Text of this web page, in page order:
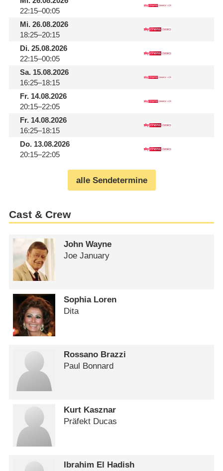
22:15–00:05
Mi.26.08.2026
18:25–20:15
Di.25.08.2026
22:15–00:05
Sa.15.08.2026
16:25–18:15
Fr.14.08.2026
20:15–22:05
Fr.14.08.2026
16:25–18:15
Do.13.08.2026
20:15–22:05
alle Sendetermine
Cast & Crew
John Wayne
Joe January
Sophia Loren
Dita
Rossano Brazzi
Paul Bonnard
Kurt Kasznar
Präfekt Ducas
Ibrahim El Hadish